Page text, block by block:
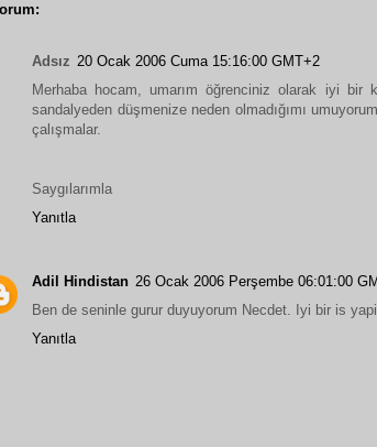
Adsız 20 Ocak 2006 Cuma 15:16:00 GMT+2
Merhaba hocam, umarım öğrenciniz olarak iyi bir
sandalyeden düşmenize neden olmadığımı
çalışmalar.
Saygılarımla
Yanıtla
Adil Hindistan 26 Ocak 2006 Perşembe 06:01:00
Ben de seninle gurur duyuyorum Necdet. Iyi bir is
Yanıtla